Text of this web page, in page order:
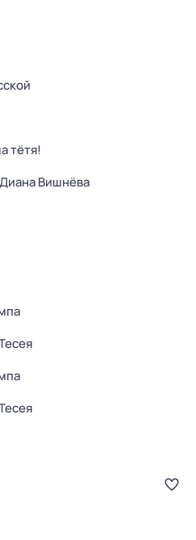
тётя!
Вишнёва